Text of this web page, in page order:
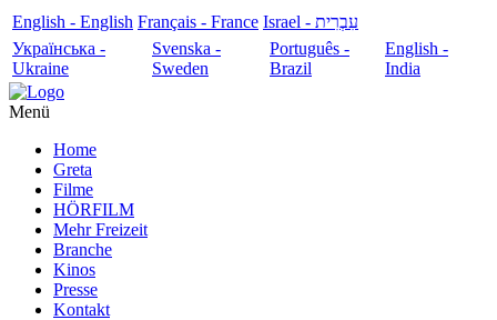
English - English Français - France
עִבְרִית - Israel
Українська -
Ukraine
Svenska -
Sweden
Português -
Brazil
English -
India
Menü
Home
Greta
Filme
HÖRFILM
Mehr Freizeit
Branche
Kinos
Presse
Kontakt